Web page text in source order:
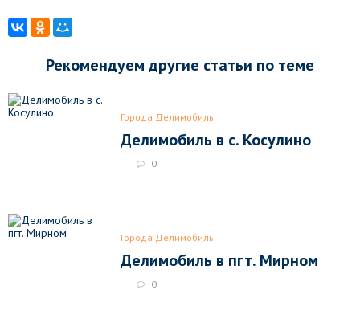
Рекомендуем другие статьи по теме
Города Делимобиль
Делимобиль в с. Косулино
0
Города Делимобиль
Делимобиль в пгт. Мирном
0